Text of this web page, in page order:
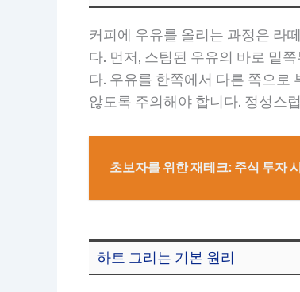
커피에 우유를 올리는 과정은 라
다. 먼저, 스팀된 우유의 바로 밑
다. 우유를 한쪽에서 다른 쪽으로
않도록 주의해야 합니다. 정성스
초보자를 위한 재테크: 주식 투자
하트 그리는 기본 원리